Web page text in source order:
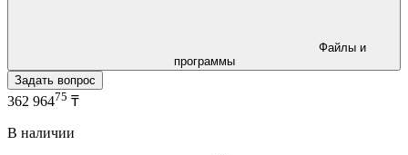
программы
Задать вопрос
362 96475 ₸
В наличии